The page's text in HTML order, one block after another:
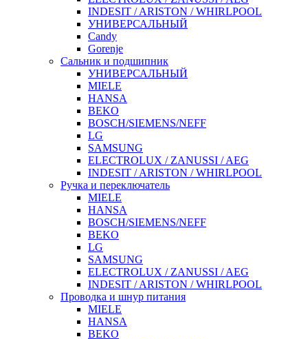
INDESIT / ARISTON / WHIRLPOOL
УНИВЕРСАЛЬНЫЙ
Candy
Gorenje
Сальник и подшипник
УНИВЕРСАЛЬНЫЙ
MIELE
HANSA
BEKO
BOSCH/SIEMENS/NEFF
LG
SAMSUNG
ELECTROLUX / ZANUSSI / AEG
INDESIT / ARISTON / WHIRLPOOL
Ручка и переключатель
MIELE
HANSA
BOSCH/SIEMENS/NEFF
BEKO
LG
SAMSUNG
ELECTROLUX / ZANUSSI / AEG
INDESIT / ARISTON / WHIRLPOOL
Проводка и шнур питания
MIELE
HANSA
BEKO